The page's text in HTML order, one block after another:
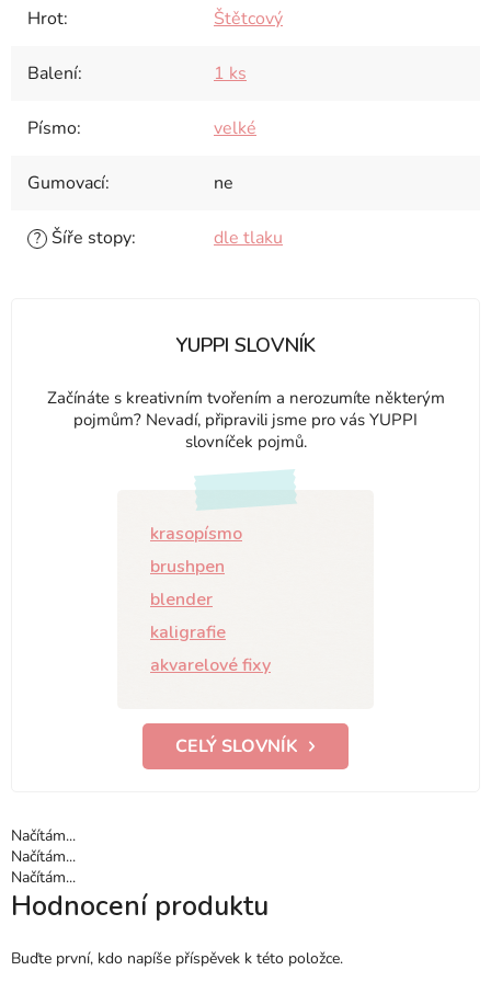
Hrot: Štětcový
Balení: 1 ks
Písmo: velké
Gumovací: ne
? Šíře stopy: dle tlaku
YUPPI SLOVNÍK
Začínáte s kreativním tvořením a nerozumíte některým
pojmům? Nevadí, připravili jsme pro vás YUPPI
slovníček pojmů.
krasopísmo
brushpen
blender
kaligrafie
akvarelové fixy
CELÝ SLOVNÍK
Načítám...
Načítám...
Načítám...
Hodnocení produktu
Buďte první, kdo napíše příspěvek k této položce.